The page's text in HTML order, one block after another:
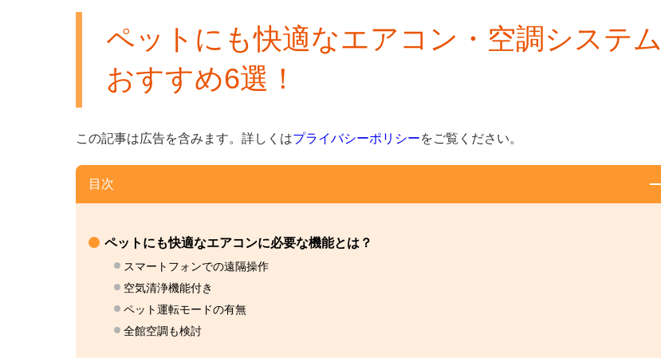
ペットにも快適なエアコン・空調システム
おすすめ6選！
この記事は広告を含みます。 詳しくはプライバシーポリシーをご覧ください。
目次
ペットにも快適なエアコンに必要な機能とは？
スマートフォンでの遠隔操作
空気清浄機能付き
ペット運転モードの有無
全館空調も検討